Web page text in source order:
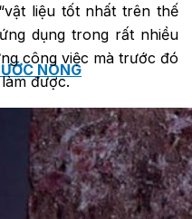
NÓNG
liệu tốt nhất trên thế
dụng trong rất nhiều
công việc mà trước đó
được.